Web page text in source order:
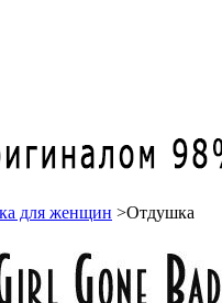
для женщин >Отдушка